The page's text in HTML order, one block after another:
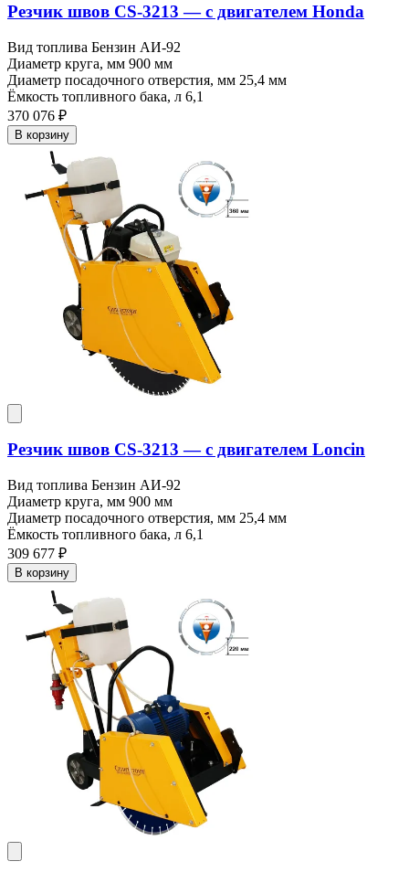
Резчик швов CS-3213 — c двигателем Honda
Вид топлива Бензин АИ-92
Диаметр круга, мм 900 мм
Диаметр посадочного отверстия, мм 25,4 мм
Ёмкость топливного бака, л 6,1
370 076 ₽
В корзину
Резчик швов CS-3213 — c двигателем Loncin
Вид топлива Бензин АИ-92
Диаметр круга, мм 900 мм
Диаметр посадочного отверстия, мм 25,4 мм
Ёмкость топливного бака, л 6,1
309 677 ₽
В корзину